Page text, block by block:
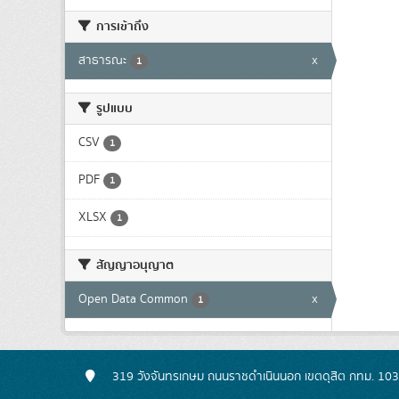
การเข้าถึง
สาธารณะ 1 x
รูปแบบ
CSV 1
PDF 1
XLSX 1
สัญญาอนุญาต
Open Data Common 1 x
319 วังจันทรเกษม ถนนราชดำเนินนอก เขตดุสิต กทม.